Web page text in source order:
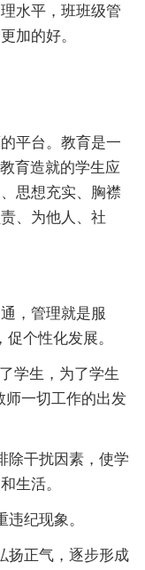
水平，班班级管
加的好。
平台。教育是一
育造就的学生应
思想充实、胸襟
、为他人、社
，管理就是服
个性化发展。
学生，为了学生
师一切工作的出发
除干扰因素，使学
生活。
纪现象。
扬正气，逐步形成